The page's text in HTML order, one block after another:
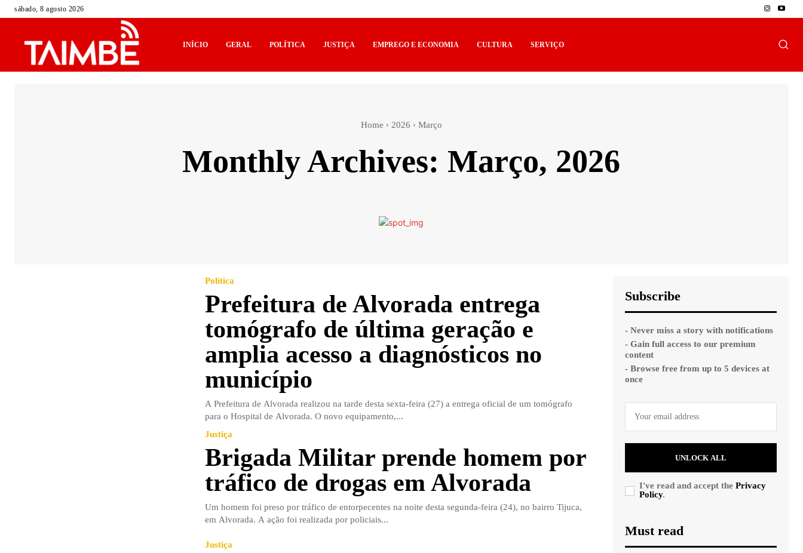
sábado, 8 agosto 2026
INÍCIO GERAL POLÍTICA JUSTIÇA EMPREGO E ECONOMIA CULTURA SERVIÇO
Home 2026 Março
Monthly Archives: Março, 2026
Política
Prefeitura de Alvorada entrega
tomógrafo de última geração e
amplia acesso a diagnósticos no
município
A Prefeitura de Alvorada realizou na tarde desta sexta-feira (27) a entrega oficial de um tomógrafo
para o Hospital de Alvorada. O novo equipamento,...
Justiça
Brigada Militar prende homem por
tráfico de drogas em Alvorada
Um homem foi preso por tráfico de entorpecentes na noite desta segunda-feira (24), no bairro Tijuca,
em Alvorada. A ação foi realizada por policiais...
Justiça
Subscribe
- Never miss a story with notifications
- Gain full access to our premium
content
- Browse free from up to 5 devices at
once
UNLOCK ALL
I've read and accept the Privacy
Policy.
Must read